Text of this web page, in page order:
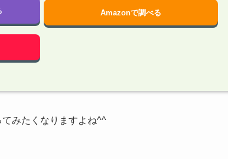
Amazonで調べる
みたくなりますよね^^